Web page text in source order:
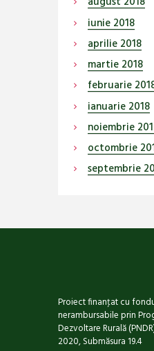
iunie 2018
aprilie 2018
martie 2018
februarie
ianuarie 2018
noiembrie
octombrie
septembrie
Proiect finanţat cu
nerambursabile prin
Dezvoltare Rurală
2020, Submăsura 19.4